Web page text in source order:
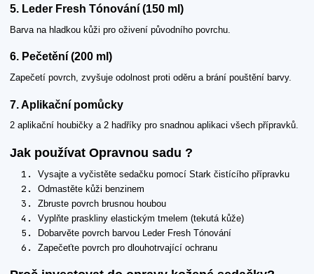
5. Leder Fresh Tónování (150 ml)
Barva na hladkou kůži pro oživení původního povrchu.
6. Pečetění (200 ml)
Zapečetí povrch, zvyšuje odolnost proti oděru a brání pouštění barvy.
7. Aplikační pomůcky
2 aplikační houbičky a 2 hadříky pro snadnou aplikaci všech přípravků.
Jak používat Opravnou sadu ?
Vysajte a vyčistěte sedačku pomocí Stark čistícího přípravku
Odmastěte kůži benzinem
Zbruste povrch brusnou houbou
Vyplňte praskliny elastickým tmelem (tekutá kůže)
Dobarvěte povrch barvou Leder Fresh Tónování
Zapečeťte povrch pro dlouhotrvající ochranu